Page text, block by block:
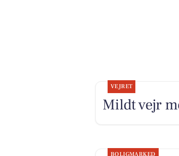
VEJRET
Mildt vejr
BOLIGMARKED